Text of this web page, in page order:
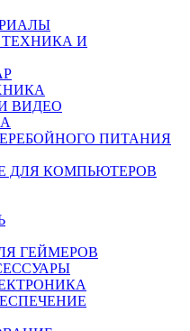
И
ВИДЕО
ПИТАНИЯ
КОМПЬЮТЕРОВ
ГЕЙМЕРОВ